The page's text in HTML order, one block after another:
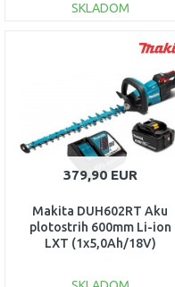
SKLADOM
DO KOŠÍKA
Porovnať
379,90 EUR
Makita DUH602RT Aku
plotostrih 600mm Li-ion
LXT (1x5,0Ah/18V)